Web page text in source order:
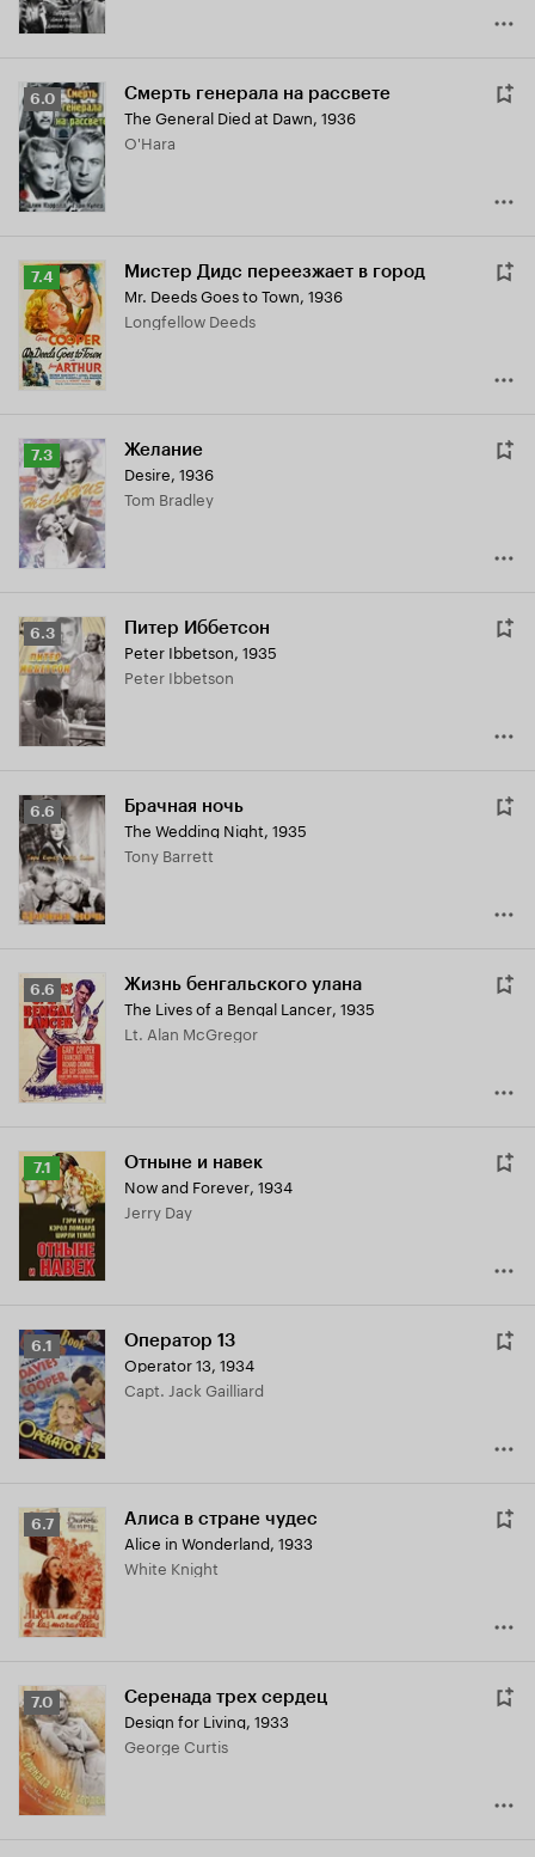
Рейтинг
Кинопоиска
6.0
6.0 Смерть генерала на рассвете
The General Died at Dawn, 1936
O'Hara
Рейтинг
Кинопоиска
7.4
7.4 Мистер Дидс переезжает в город
Mr. Deeds Goes to Town, 1936
Longfellow Deeds
Рейтинг
Кинопоиска
7.3
7.3 Желание
Desire, 1936
Tom Bradley
Рейтинг
Кинопоиска
6.3
6.3 Питер Иббетсон
Peter Ibbetson, 1935
Peter Ibbetson
Рейтинг
Кинопоиска
6.6
6.6 Брачная ночь
The Wedding Night, 1935
Tony Barrett
Рейтинг
Кинопоиска
6.6
6.6 Жизнь бенгальского улана
The Lives of a Bengal Lancer, 1935
Lt. Alan McGregor
Рейтинг
Кинопоиска
7.1 Отныне и навек
Now and Forever, 1934
Jerry Day
Рейтинг
Кинопоиска
6.1
6.1 Оператор 13
Operator 13, 1934
Capt. Jack Gailliard
Рейтинг
Кинопоиска
6.7
6.7 Алиса в стране чудес
Alice in Wonderland, 1933
White Knight
Рейтинг
Кинопоиска
7.0
7.0 Серенада трех сердец
Design for Living, 1933
George Curtis